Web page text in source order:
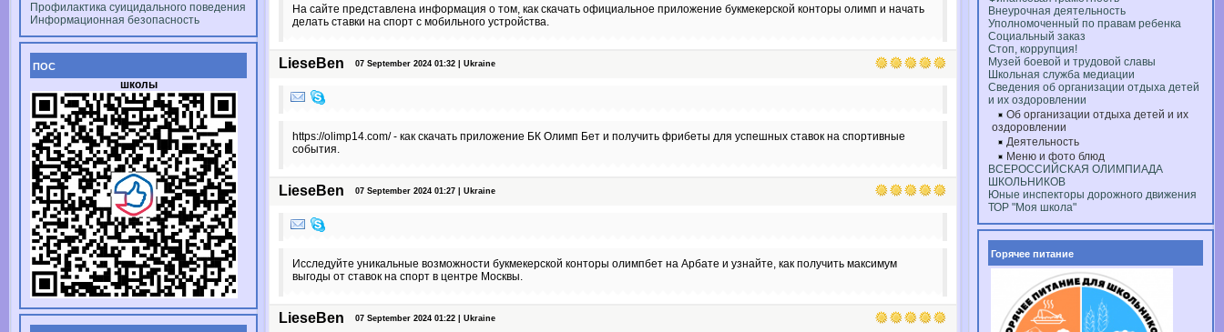
Профилактика суицидального поведения
Информационная безопасность
ПОС
школы
На сайте представлена информация о том, как скачать официальное приложение букмекерской конторы олимп и начать
делать ставки на спорт с мобильного устройства.
LieseBen 07 September 2024 01:32 | Ukraine
https://olimp14.com/ - как скачать приложение БК Олимп Бет и получить фрибеты для успешных ставок на спортивные
события.
LieseBen 07 September 2024 01:27 | Ukraine
Исследуйте уникальные возможности букмекерской конторы олимпбет на Арбате и узнайте, как получить максимум
выгоды от ставок на спорт в центре Москвы.
LieseBen 07 September 2024 01:22 | Ukraine
Внеурочная деятельность
Уполномоченный по правам ребенка
Социальный заказ
Стоп, коррупция!
Музей боевой и трудовой славы
Школьная служба медиации
Сведения об организации отдыха детей
и их оздоровлении
Об организации отдыха детей и их
оздоровлении
Деятельность
Меню и фото блюд
ВСЕРОССИЙСКАЯ ОЛИМПИАДА
ШКОЛЬНИКОВ
Юные инспекторы дорожного движения
ТОР "Моя школа"
Горячее питание